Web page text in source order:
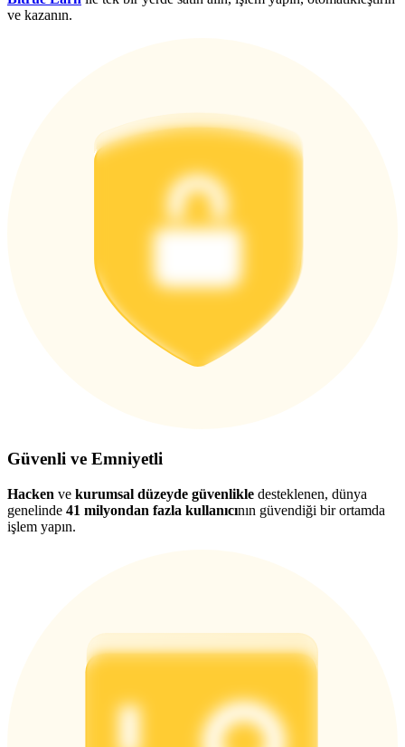
ve kazanın.
Güvenli ve Emniyetli
Hacken ve kurumsal düzeyde güvenlikle desteklenen, dünya
genelinde 41 milyondan fazla kullanıcının güvendiği bir ortamda
işlem yapın.